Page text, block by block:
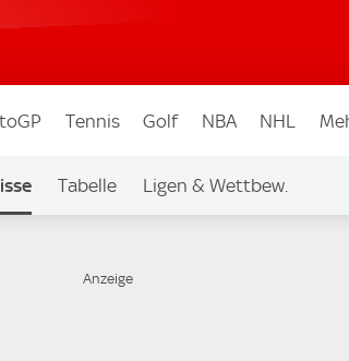
Tennis Golf NBA NHL
Tabelle Ligen & Wettbew.